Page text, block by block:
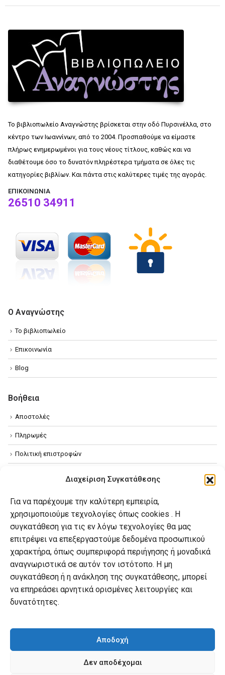
Διαχείριση Συγκατάθεσης
Για να παρέχουμε την καλύτερη εμπειρία,
χρησιμοποιούμε τεχνολογίες όπως cookies . Η
συγκατάθεση για τις εν λόγω τεχνολογίες θα μας
επιτρέψει να επεξεργαστούμε δεδομένα προσωπικού
χαρακτήρα, όπως συμπεριφορά περιήγησης ή μοναδικά
αναγνωριστικά σε αυτόν τον ιστότοπο. Η μη
συγκατάθεση ή η ανάκληση της συγκατάθεσης, μπορεί
να επηρεάσει αρνητικά ορισμένες λειτουργίες και
δυνατότητες.
Αποδοχή
Δεν αποδέχομαι
Το βιβλιοπωλείο Αναγνώστης βρίσκεται στην οδό Πυρσινέλλα, στο
κέντρο των Ιωαννίνων, από το 2004. Προσπαθούμε να είμαστε
πλήρως ενημερωμένοι για τους νέους τίτλους, καθώς και να
διαθέτουμε όσο το δυνατόν πληρέστερα τμήματα σε όλες τις
κατηγορίες βιβλίων. Και πάντα στις καλύτερες τιμές της αγοράς.
ΕΠΙΚΟΙΝΩΝΊΑ
26510 34911
Ο Αναγνώστης
Το βιβλιοπωλείο
Επικοινωνία
Blog
Βοήθεια
Αποστολές
Πληρωμές
Πολιτική επιστροφών
Πολιτική Cookies
Ο λογαριασμός μου
Ο λογαριασμός μου
Οι παραγγελίες μου
Λίστα επιθυμιών